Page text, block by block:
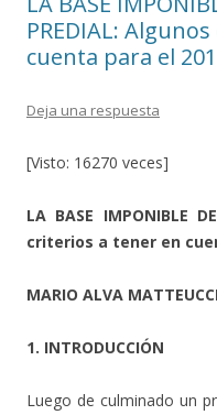
PREDIAL:
cuenta para el
Deja una respuesta
[Visto: 16270 veces]
LA BASE IMPONIBLE
criterios a tener en
MARIO ALVA
1. INTRODUCCIÓN
Luego de culminado un